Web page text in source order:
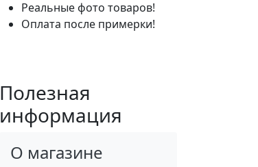
Реальные фото товаров!
Оплата после примерки!
Полезная
информация
О магазине